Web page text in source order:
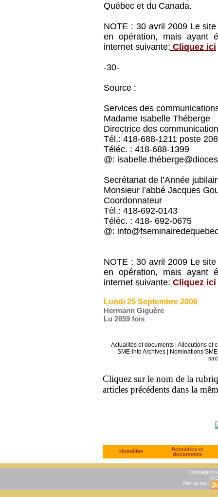
Québec et du Canada.
NOTE : 30 avril 2009 Le
en opération, mais ayant
internet suivante: Cliquez ici
-30-
Source :
Services des
Madame Isabelle Théberge
Directrice des
Tél.: 418-688-1211 poste 208
Téléc. : 418-688-1399
@:
Secrétariat de l’Année
Monsieur l’abbé Jacques
Coordonnateur
Tél.: 418-692-0143
Téléc. : 418- 692-0675
@:
NOTE : 30 avril 2009 Le
en opération, mais ayant
internet suivante: Cliquez ici
Lundi 25 Septembre 2006
Hermann Giguère
Lu 2859 fois
Actualités et documents
Allocutions et
SME-Info Archives
Nominations
Cliquez sur le nom de la
articles précédents dans la
Homélies
Actualités et
documents
Conception
©
Plan du site